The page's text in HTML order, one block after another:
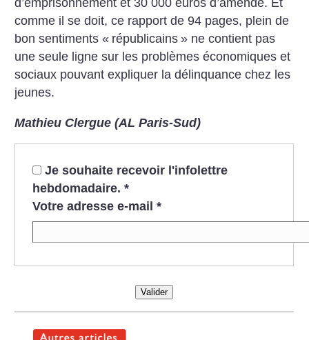
d’emprisonnement et 30 000 euros d’amende. Et
comme il se doit, ce rapport de 94 pages, plein de
bon sentiments « républicains » ne contient pas
une seule ligne sur les problèmes économiques et
sociaux pouvant expliquer la délinquance chez les
jeunes.
Mathieu Clergue (AL Paris-Sud)
Je souhaite recevoir l'infolettre
hebdomadaire. *
Votre adresse e-mail *
Valider